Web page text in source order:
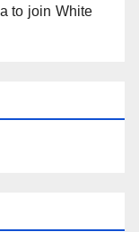
to join White